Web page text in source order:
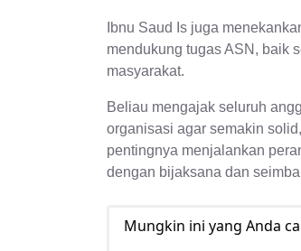
Ibnu Saud Is juga
mendukung tugas ASN, baik
masyarakat.
Beliau mengajak seluruh
organisasi agar semakin
pentingnya menjalankan
dengan bijaksana dan
Mungkin ini yang Anda